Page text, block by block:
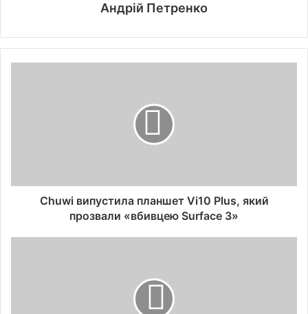
Андрій Петренко
Chuwi випустила планшет Vi10 Plus, який
прозвали «вбивцею Surface 3»